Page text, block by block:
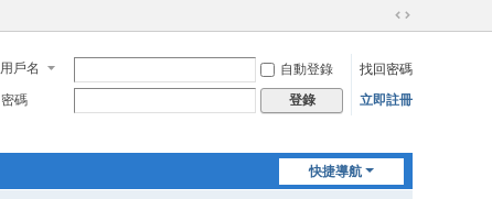
切
到
寬
用戶名 自動登錄
找回密碼
密碼
登錄 立即註冊
快捷導航